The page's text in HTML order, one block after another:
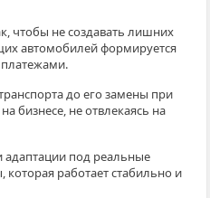
чтобы не создавать лишних
автомобилей формируется
до его замены при
бизнесе, не отвлекаясь на
адаптации под реальные
которая работает стабильно и